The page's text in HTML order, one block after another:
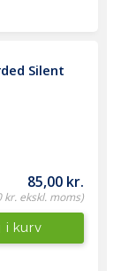
Silent
85,00 kr.
kr. ekskl. moms)
i kurv